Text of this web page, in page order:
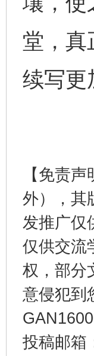
堂，真
续写更
【免责
外），其
发推广仅
仅供交流
权，部分
意侵犯到
投稿邮箱
千年